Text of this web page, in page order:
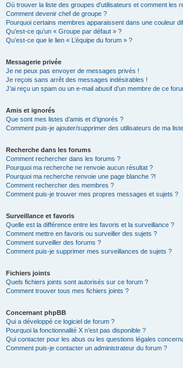
Où trouver la liste des groupes d’utilisateurs et comment les
Comment devenir chef de groupe ?
Pourquoi certains membres apparaissent dans une couleur
Qu’est-ce qu’un « Groupe par défaut » ?
Qu’est-ce que le lien « L’équipe du forum » ?
Messagerie privée
Je ne peux pas envoyer de messages privés !
Je reçois sans arrêt des messages indésirables !
J’ai reçu un spam ou un e-mail abusif d’un membre de ce
Amis et ignorés
Que sont mes listes d’amis et d’ignorés ?
Comment puis-je ajouter/supprimer des utilisateurs de ma liste
Recherche dans les forums
Comment rechercher dans les forums ?
Pourquoi ma recherche ne renvoie aucun résultat ?
Pourquoi ma recherche renvoie une page blanche ?!
Comment rechercher des membres ?
Comment puis-je trouver mes propres messages et sujets ?
Surveillance et favoris
Quelle est la différence entre les favoris et la surveillance ?
Comment mettre en favoris ou surveiller des sujets ?
Comment surveiller des forums ?
Comment puis-je supprimer mes surveillances de sujets ?
Fichiers joints
Quels fichiers joints sont autorisés sur ce forum ?
Comment trouver tous mes fichiers joints ?
Concernant phpBB
Qui a développé ce logiciel de forum ?
Pourquoi la fonctionnalité X n’est pas disponible ?
Qui contacter pour les abus ou les questions légales
Comment puis-je contacter un administrateur du forum ?